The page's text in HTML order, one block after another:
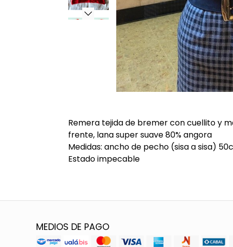
Remera tejida de bremer con cuellito y
frente, lana super suave 80% angora
Medidas: ancho de pecho (sisa a sisa)
Estado impecable
MEDIOS DE PAGO